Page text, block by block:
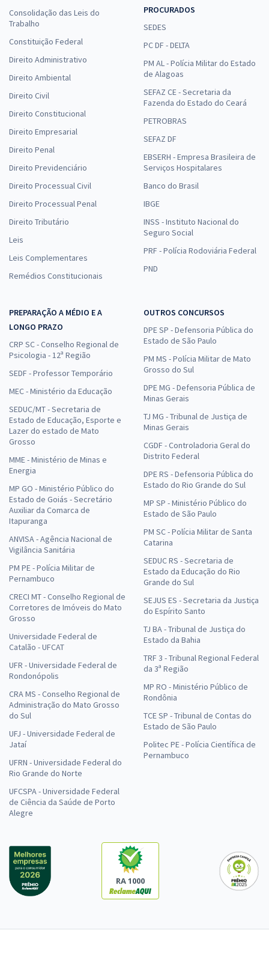
Consolidação das Leis do
Trabalho
Constituição Federal
Direito Administrativo
Direito Ambiental
Direito Civil
Direito Constitucional
Direito Empresarial
Direito Penal
Direito Previdenciário
Direito Processual Civil
Direito Processual Penal
Direito Tributário
Leis
Leis Complementares
Remédios Constitucionais
PROCURADOS
SEDES
PC DF - DELTA
PM AL - Polícia Militar do Estado
de Alagoas
SEFAZ CE - Secretaria da
Fazenda do Estado do Ceará
PETROBRAS
SEFAZ DF
EBSERH - Empresa Brasileira de
Serviços Hospitalares
Banco do Brasil
IBGE
INSS - Instituto Nacional do
Seguro Social
PRF - Polícia Rodoviária Federal
PND
PREPARAÇÃO A MÉDIO E A
LONGO PRAZO
CRP SC - Conselho Regional de
Psicologia - 12ª Região
SEDF - Professor Temporário
MEC - Ministério da Educação
SEDUC/MT - Secretaria de
Estado de Educação, Esporte e
Lazer do estado de Mato
Grosso
MME - Ministério de Minas e
Energia
MP GO - Ministério Público do
Estado de Goiás - Secretário
Auxiliar da Comarca de
Itapuranga
ANVISA - Agência Nacional de
Vigilância Sanitária
PM PE - Polícia Militar de
Pernambuco
CRECI MT - Conselho Regional de
Corretores de Imóveis do Mato
Grosso
Universidade Federal de
Catalão - UFCAT
UFR - Universidade Federal de
Rondonópolis
CRA MS - Conselho Regional de
Administração do Mato Grosso
do Sul
UFJ - Universidade Federal de
Jataí
UFRN - Universidade Federal do
Rio Grande do Norte
UFCSPA - Universidade Federal
de Ciência da Saúde de Porto
Alegre
OUTROS CONCURSOS
DPE SP - Defensoria Pública do
Estado de São Paulo
PM MS - Polícia Militar de Mato
Grosso do Sul
DPE MG - Defensoria Pública de
Minas Gerais
TJ MG - Tribunal de Justiça de
Minas Gerais
CGDF - Controladoria Geral do
Distrito Federal
DPE RS - Defensoria Pública do
Estado do Rio Grande do Sul
MP SP - Ministério Público do
Estado de São Paulo
PM SC - Polícia Militar de Santa
Catarina
SEDUC RS - Secretaria de
Estado da Educação do Rio
Grande do Sul
SEJUS ES - Secretaria da Justiça
do Espírito Santo
TJ BA - Tribunal de Justiça do
Estado da Bahia
TRF 3 - Tribunal Regional Federal
da 3ª Região
MP RO - Ministério Público de
Rondônia
TCE SP - Tribunal de Contas do
Estado de São Paulo
Politec PE - Polícia Científica de
Pernambuco
RA 1000